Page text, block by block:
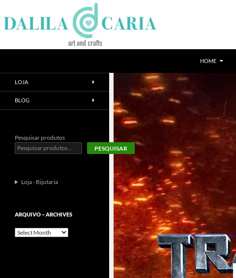
to
content
HOME
LOJA
BLOG
Pesquisar produtos
PESQUISAR
Loja - Bijutaria
ARQUIVO – ARCHIVES
Arquivo